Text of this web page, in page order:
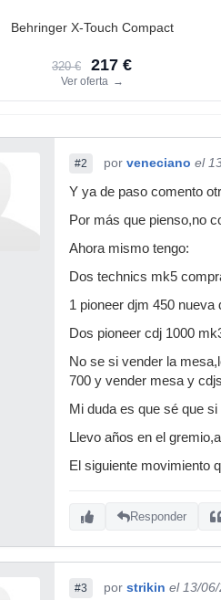
Behringer X-Touch Compact
320 € 217 €
Ver oferta →
#2 por veneciano el
Y ya de paso comento
Por más que pienso,no
Ahora mismo tengo:
Dos technics mk5
1 pioneer djm 450 nueva
Dos pioneer cdj 1000
No se si vender la
700 y vender mesa y
Mi duda es que sé que
Llevo años en el
El siguiente movimiento
Responder
#3 por strikin el 13/